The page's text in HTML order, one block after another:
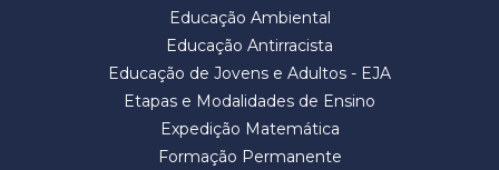
Educação Ambiental
Educação Antirracista
Educação de Jovens e Adultos - EJA
Etapas e Modalidades de Ensino
Expedição Matemática
Formação Permanente